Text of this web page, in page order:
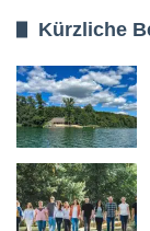
Kürzliche